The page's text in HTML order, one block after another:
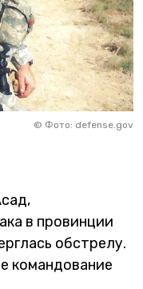
© Фото: defense.gov
в провинции
обстрелу.
командование